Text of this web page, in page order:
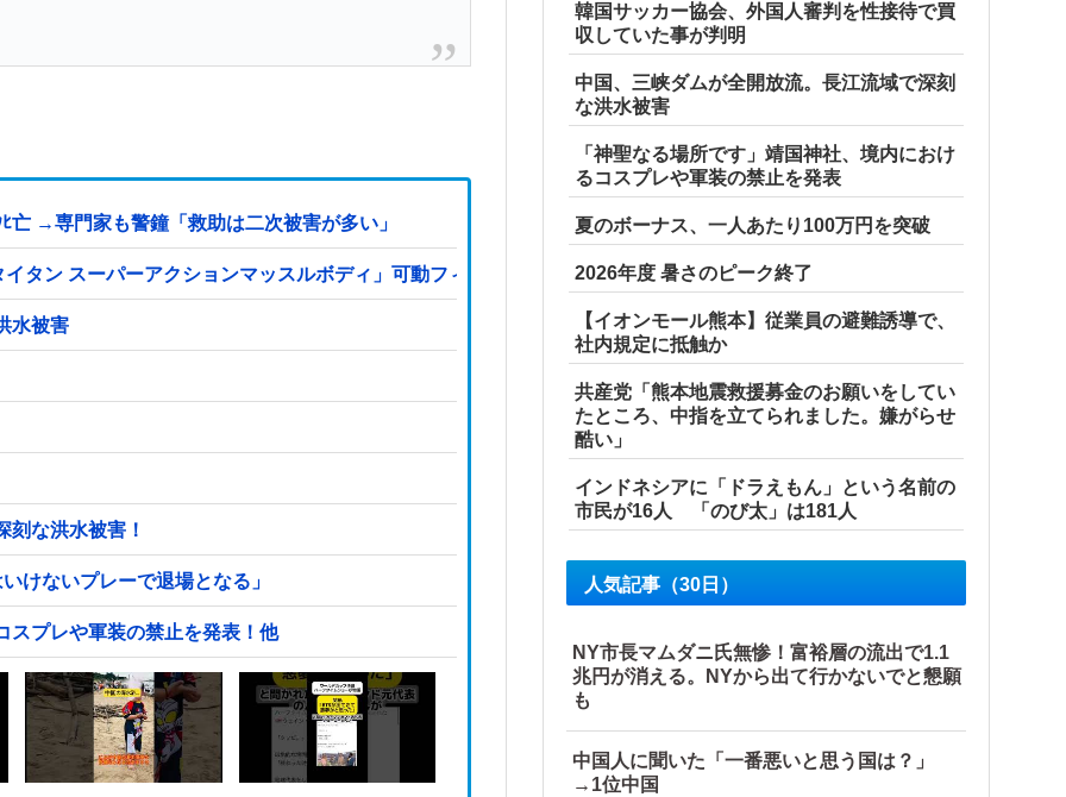
→専門家も警鐘「救助は二次被害が多い」
タン スーパーアクションマッスルボディ」可動フィギュア各種【予約開始】
水被害
な洪水被害！
けないプレーで退場となる」
スプレや軍装の禁止を発表！他
韓国サッカー協会、外国人審判を性接待で買
収していた事が判明
中国、三峡ダムが全開放流。長江流域で深刻
な洪水被害
「神聖なる場所です」靖国神社、境内におけ
るコスプレや軍装の禁止を発表
夏のボーナス、一人あたり100万円を突破
2026年度 暑さのピーク終了
【イオンモール熊本】従業員の避難誘導で、
社内規定に抵触か
共産党「熊本地震救援募金のお願いをしてい
たところ、中指を立てられました。嫌がらせ
酷い」
インドネシアに「ドラえもん」という名前の
市民が16人 「のび太」は181人
人気記事（30日）
NY市長マムダニ氏無惨！富裕層の流出で1.1
兆円が消える。NYから出て行かないでと懇願
も
中国人に聞いた「一番悪いと思う国は？」
→1位中国